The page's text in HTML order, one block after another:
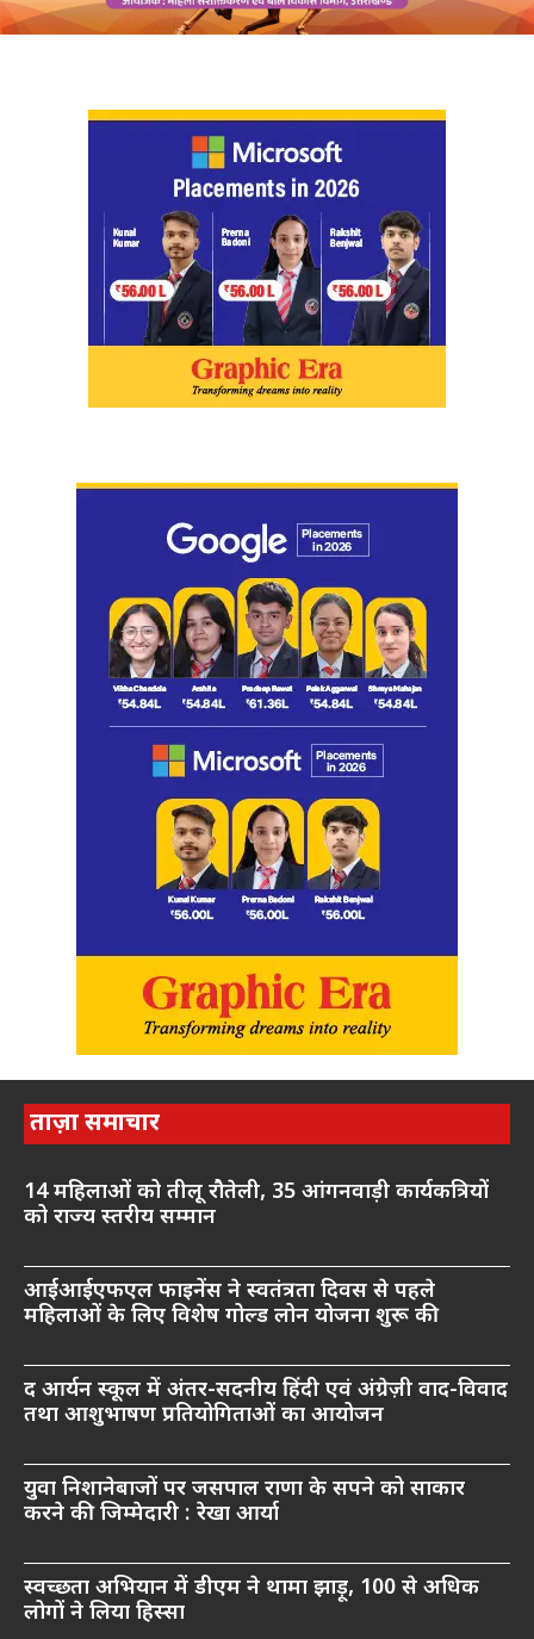
ताज़ा समाचार
14 महिलाओं को तीलू रौतेली, 35 आंगनवाड़ी कार्यकत्रियों
को राज्य स्तरीय सम्मान
आईआईएफएल फाइनेंस ने स्वतंत्रता दिवस से पहले
महिलाओं के लिए विशेष गोल्ड लोन योजना शुरू की
द आर्यन स्कूल में अंतर-सदनीय हिंदी एवं अंग्रेज़ी वाद-विवाद
तथा आशुभाषण प्रतियोगिताओं का आयोजन
युवा निशानेबाजों पर जसपाल राणा के सपने को साकार
करने की जिम्मेदारी : रेखा आर्या
स्वच्छता अभियान में डीएम ने थामा झाड़ू, 100 से अधिक
लोगों ने लिया हिस्सा